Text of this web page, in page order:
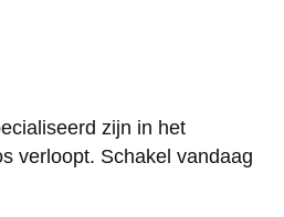
zijn in het
verloopt. Schakel vandaag